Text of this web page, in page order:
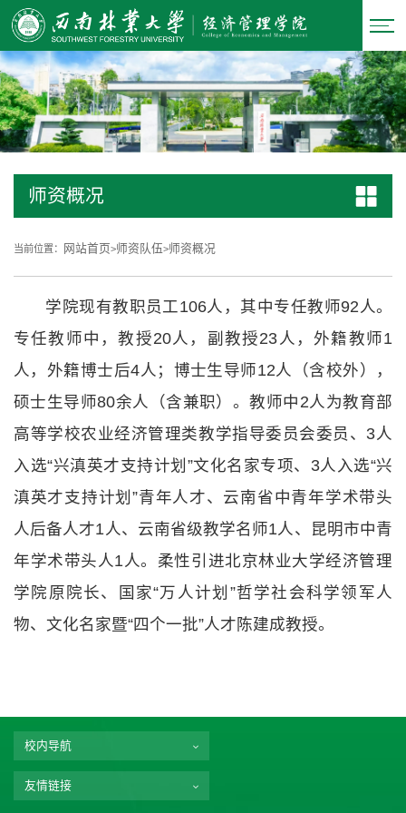
师资概况
当前位置： 网站首页>师资队伍>师资概况
学院现有教职员工106人，其中专任教师92人。
专任教师中，教授20人，副教授23人，外籍教师1
人，外籍博士后4人；博士生导师12人（含校外），
硕士生导师80余人（含兼职）。教师中2人为教育部
高等学校农业经济管理类教学指导委员会委员、3人
入选“兴滇英才支持计划”文化名家专项、3人入选“兴
滇英才支持计划”青年人才、云南省中青年学术带头
人后备人才1人、云南省级教学名师1人、昆明市中青
年学术带头人1人。柔性引进北京林业大学经济管理
学院原院长、国家“万人计划”哲学社会科学领军人
物、文化名家暨“四个一批”人才陈建成教授。
校内导航
友情链接